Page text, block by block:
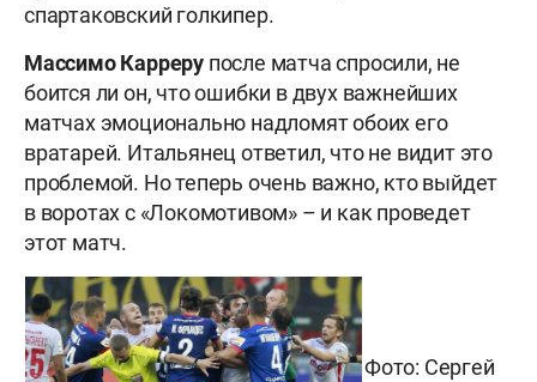
спартаковский голкипер.
Массимо Карреру после матча спросили, не
боится ли он, что ошибки в двух важнейших
матчах эмоционально надломят обоих его
вратарей. Итальянец ответил, что не видит это
проблемой. Но теперь очень важно, кто выйдет
в воротах с «Локомотивом» – и как проведет
этот матч.
Фото: Сергей